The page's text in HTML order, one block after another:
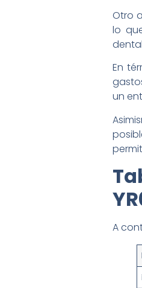
Otro
lo
En
un
A